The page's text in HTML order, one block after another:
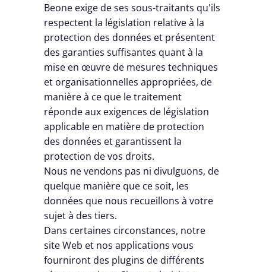
Beone exige de ses sous-traitants qu'ils
respectent la législation relative à la
protection des données et présentent
des garanties suffisantes quant à la
mise en œuvre de mesures techniques
et organisationnelles appropriées, de
manière à ce que le traitement
réponde aux exigences de législation
applicable en matière de protection
des données et garantissent la
protection de vos droits.
Nous ne vendons pas ni divulguons, de
quelque manière que ce soit, les
données que nous recueillons à votre
sujet à des tiers.
Dans certaines circonstances, notre
site Web et nos applications vous
fourniront des plugins de différents